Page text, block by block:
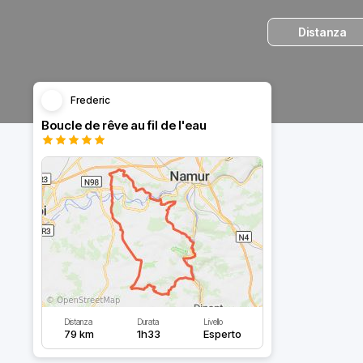
Distanza
Frederic
Boucle de rêve au fil de l'eau
Distanza
79 km
Durata
1h33
Livello
Esperto